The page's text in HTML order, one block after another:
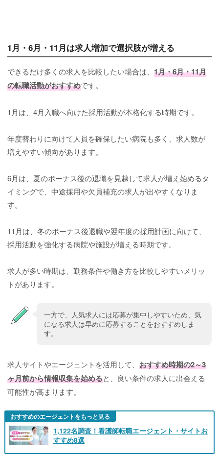
1月・6月・11月は求人増加で選択肢が増える
できるだけ多くの求人を比較したい場合は、 1月・6月・11月
の転職活動がおすすめです。
1月は、4月入職へ向けた採用活動が本格化する時期です。
年度替わりに向けて人員を確保したい病院も多く、求人数が
増えやすい傾向があります。
6月は、夏のボーナス後の退職を見越して求人が増え始めるタ
イミングで、中途採用や欠員補充の求人が出やすくなりま
す。
11月は、冬のボーナス後退職や翌年度の採用計画に向けて、
採用活動を強化する病院や施設が増える時期です。
求人が多い時期は、勤務条件や働き方を比較しやすいメリッ
トがあります。
一方で、人気求人には応募が集中しやすいため、気
になる求人は早めに応募することをおすすめしま
す。
求人サイトやエージェントを活用して、 おすすめ時期の2～3
ヶ月前から情報収集を始めると、良い条件の求人に出会える
可能性が高まります。
おすすめのエージェントをもっと見る
1,122名調査！看護師転職エージェント・サイトお
すすめ8選